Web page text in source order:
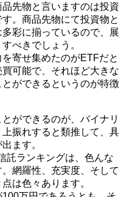
先物と言いますのは投資
。商品先物にて投資物と
彩に揃っているので、展
べきでしょう。
寄せ集めたのがETFだと
可能で、それほど大きな
ができるというのが特徴
ができるのが、バイナリ
振れすると類推して、具
ます。
託ランキングは、色んな
網羅性、充実度、そして
は色々あります。